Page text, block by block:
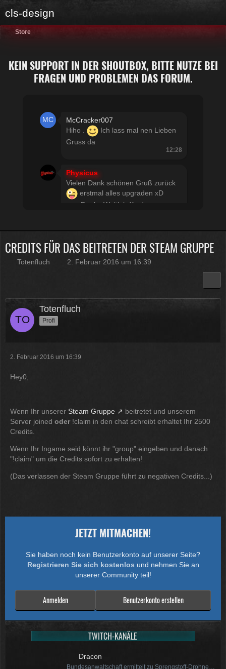
cls-design
Store
KEIN SUPPORT IN DER SHOUTBOX, BITTE NUTZE BEI
FRAGEN UND PROBLEMEN DAS FORUM.
McCracker007
Hiho .
Ich lass mal nen Lieben
Gruss da
12:28
Physicus
Vielen Dank schönen Gruß zurück
erstmal alles upgraden xD
usw Danke Woltlab für den
Physicus
Twitch-Box 6.2.0 in Arbeit
Muss ich auch alles machen .
Kratze gerade alles an geld
Plugins haben und dann noch mal
65 für Forum Update.
auch so um locker flockig 50-60 €
ätzend, wie schnell alles
wird
McCracker007
CREDITS FÜR DAS BEITRETEN DER STEAM GRUPPE
Totenfluch 2. Februar 2016 um 16:39
Totenfluch
Profi
2. Februar 2016 um 16:39
Hey0,
Wenn Ihr unserer Steam Gruppe
beitretet und unserem
Server joined oder !claim in den chat schreibt erhaltet Ihr 2500
Credits.
Wenn Ihr Ingame seid könnt ihr "group" eingeben und danach
"!claim" um die Credits sofort zu erhalten!
(Das verlassen der Steam Gruppe führt zu negativen Credits...)
JETZT MITMACHEN!
Sie haben noch kein Benutzerkonto auf unserer Seite?
Registrieren Sie sich kostenlos und nehmen Sie an
unserer Community teil!
Benutzerkonto erstellen
Anmelden
TWITCH-KANÄLE
Dracon